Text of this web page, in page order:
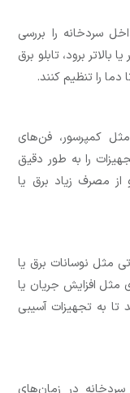
سردخانه را بررسی
برود، تابلو برق
را تنظیم کنند.
کمپرسور، فن‌های
را به طور دقیق
مصرف زیاد برق یا
مثل نوسانات برق یا
مثل افزایش جریان یا
تا به تجهیزات آسیبی
در زمان‌های